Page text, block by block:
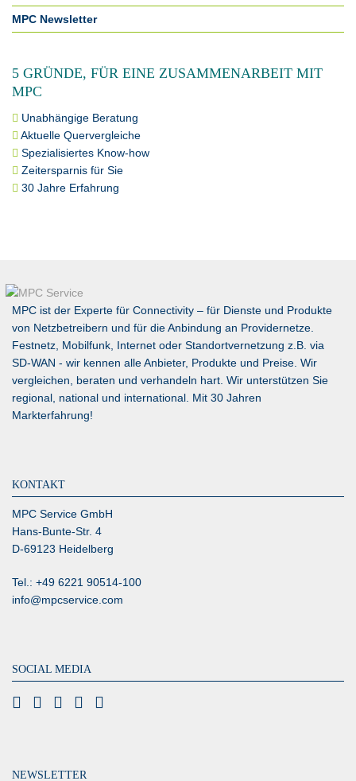
MPC Newsletter
5 GRÜNDE, FÜR EINE ZUSAMMENARBEIT MIT
MPC
Unabhängige Beratung
Aktuelle Quervergleiche
Spezialisiertes Know-how
Zeitersparnis für Sie
30 Jahre Erfahrung
MPC ist der Experte für Connectivity – für Dienste und Produkte
von Netzbetreibern und für die Anbindung an Providernetze.
Festnetz, Mobilfunk, Internet oder Standortvernetzung z.B. via
SD-WAN - wir kennen alle Anbieter, Produkte und Preise. Wir
vergleichen, beraten und verhandeln hart. Wir unterstützen Sie
regional, national und international. Mit 30 Jahren
Markterfahrung!
KONTAKT
MPC Service GmbH
Hans-Bunte-Str. 4
D-69123 Heidelberg
Tel.: +49 6221 90514-100
info@mpcservice.com
SOCIAL MEDIA
NEWSLETTER